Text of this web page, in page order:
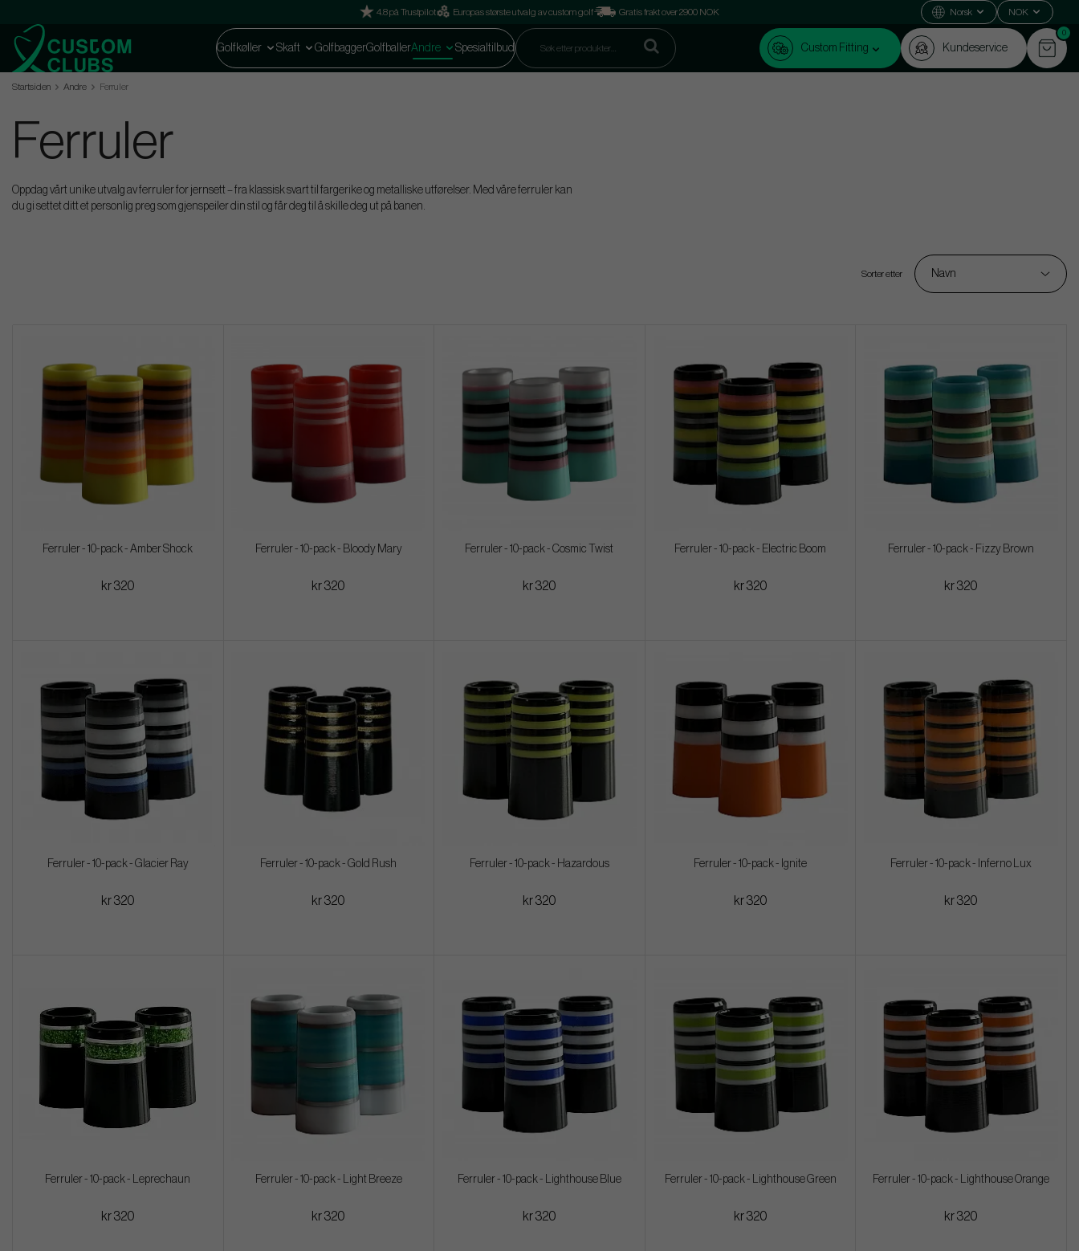
4.8 på Trustpilot Europas største utvalg av custom golf Gratis frakt over 2900 NOK Norsk NOK
Golfkøller Skaft GolfbaggerGolfballerAndre Spesialtilbud Custom Fitting Kundeservice
0
Startsiden Andre Ferruler
Ferruler
Oppdag vårt unike utvalg av ferruler for jernsett – fra klassisk svart til fargerike og metalliske utførelser. Med våre ferruler kan
du gi settet ditt et personlig preg som gjenspeiler din stil og får deg til å skille deg ut på banen.
Sorter etter Navn
Ferruler - 10-pack - Amber Shock
kr 320
Ferruler - 10-pack - Bloody Mary
kr 320
Ferruler - 10-pack - Cosmic Twist
kr 320
Ferruler - 10-pack - Electric Boom
kr 320
Ferruler - 10-pack - Fizzy Brown
kr 320
Ferruler - 10-pack - Glacier Ray
kr 320
Ferruler - 10-pack - Gold Rush
kr 320
Ferruler - 10-pack - Hazardous
kr 320
Ferruler - 10-pack - Ignite
kr 320
Ferruler - 10-pack - Inferno Lux
kr 320
Ferruler - 10-pack - Leprechaun
kr 320
Ferruler - 10-pack - Light Breeze
kr 320
Ferruler - 10-pack - Lighthouse Blue
kr 320
Ferruler - 10-pack - Lighthouse Green
kr 320
Ferruler - 10-pack - Lighthouse Orange
kr 320